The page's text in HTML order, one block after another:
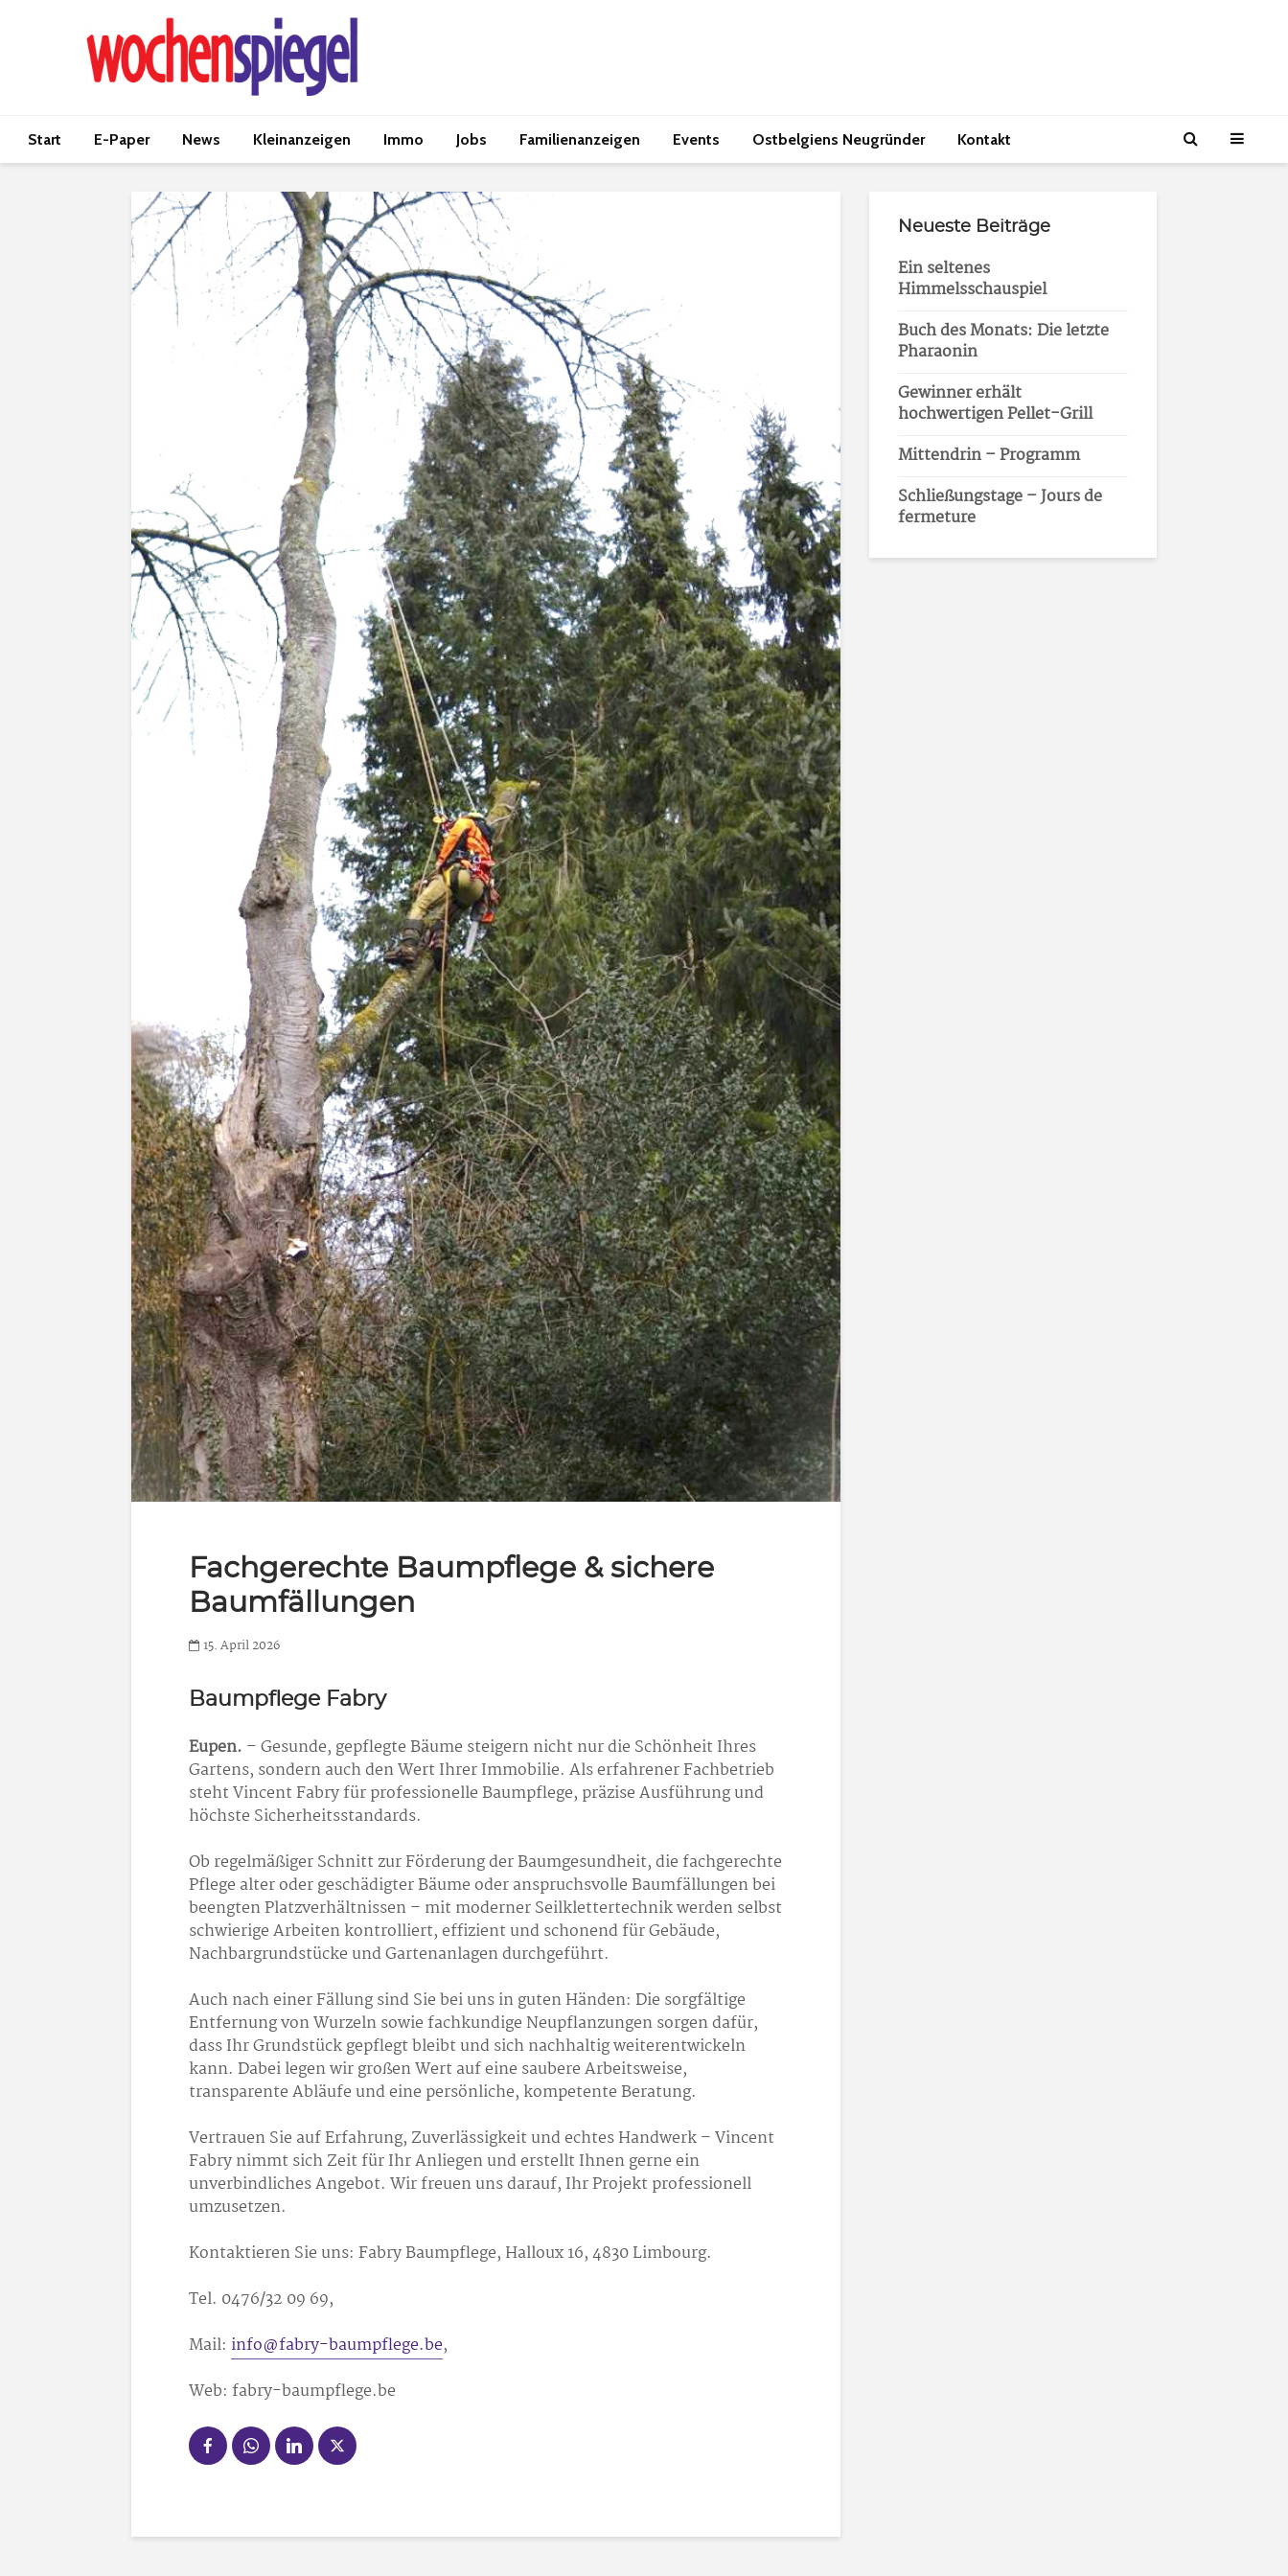
Start E-Paper News Kleinanzeigen Immo Jobs Familienanzeigen Events Ostbelgiens Neugründer Kontakt
Fachgerechte Baumpflege & sichere
Baumfällungen
15. April 2026
Baumpflege Fabry
Eupen. – Gesunde, gepflegte Bäume steigern nicht nur die Schönheit Ihres
Gartens, sondern auch den Wert Ihrer Immobilie. Als erfahrener Fachbetrieb
steht Vincent Fabry für professionelle Baumpflege, präzise Ausführung und
höchste Sicherheitsstandards.
Ob regelmäßiger Schnitt zur Förderung der Baumgesundheit, die fachgerechte
Pflege alter oder geschädigter Bäume oder anspruchsvolle Baumfällungen bei
beengten Platzverhältnissen – mit moderner Seilklettertechnik werden selbst
schwierige Arbeiten kontrolliert, effizient und schonend für Gebäude,
Nachbargrundstücke und Gartenanlagen durchgeführt.
Auch nach einer Fällung sind Sie bei uns in guten Händen: Die sorgfältige
Entfernung von Wurzeln sowie fachkundige Neupflanzungen sorgen dafür,
dass Ihr Grundstück gepflegt bleibt und sich nachhaltig weiterentwickeln
kann. Dabei legen wir großen Wert auf eine saubere Arbeitsweise,
transparente Abläufe und eine persönliche, kompetente Beratung.
Vertrauen Sie auf Erfahrung, Zuverlässigkeit und echtes Handwerk – Vincent
Fabry nimmt sich Zeit für Ihr Anliegen und erstellt Ihnen gerne ein
unverbindliches Angebot. Wir freuen uns darauf, Ihr Projekt professionell
umzusetzen.
Kontaktieren Sie uns: Fabry Baumpflege, Halloux 16, 4830 Limbourg.
Tel. 0476/32 09 69,
Mail: info@fabry-baumpflege.be,
Web: fabry-baumpflege.be
Neueste Beiträge
Ein seltenes
Himmelsschauspiel
Buch des Monats: Die letzte
Pharaonin
Gewinner erhält
hochwertigen Pellet-Grill
Mittendrin – Programm
Schließungstage – Jours de
fermeture